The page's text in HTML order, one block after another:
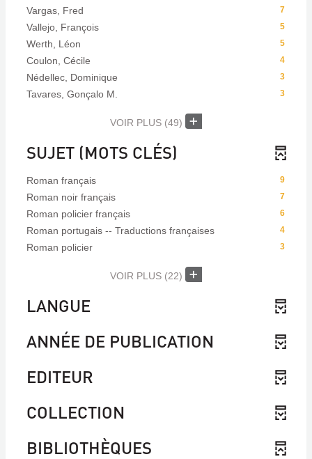
7
Vargas, Fred
5
Vallejo, François
5
Werth, Léon
4
Coulon, Cécile
3
Nédellec, Dominique
3
Tavares, Gonçalo M.
VOIR PLUS (49)
SUJET (MOTS CLÉS)
9
Roman français
7
Roman noir français
6
Roman policier français
4
Roman portugais -- Traductions françaises
3
Roman policier
VOIR PLUS (22)
LANGUE
ANNÉE DE PUBLICATION
EDITEUR
COLLECTION
BIBLIOTHÈQUES